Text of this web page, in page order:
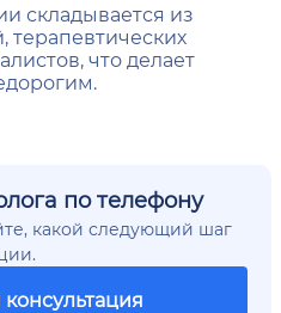
складывается из
терапевтических
что делает
по телефону
какой следующий шаг